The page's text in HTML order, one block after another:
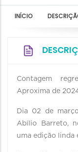
INÍCIO
Contagem
Aproxima de
Dia 02 de
Abílio Barreto,
uma edição linda